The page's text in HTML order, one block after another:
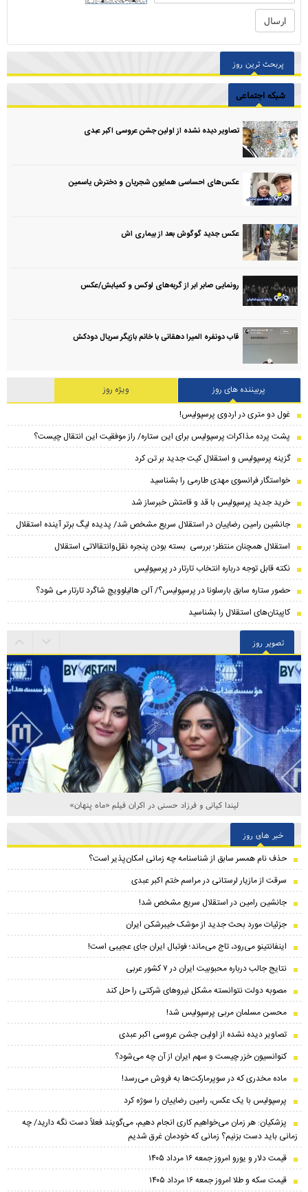
پربحث ترین روز
شبکه اجتماعی
تصاویر دیده نشده از اولین جشن عروسی اکبر عبدی
عکس‌های احساسی همایون شجریان و دخترش یاسمین
عکس جدید گوگوش بعد از بیماری اش
رونمایی صابر ابر از گربه‌های لوکس و کمیابش/عکس
قاب دونفره المیرا دهقانی با خانم بازیگر سریال دودکش
پربیننده های روز
ویژه روز
غول دو متری در اردوی پرسپولیس!
پشت پرده مذاکرات پرسپولیس برای این ستاره/ راز موفقیت این انتقال چیست؟
گزینه پرسپولیس و استقلال کیت جدید بر تن کرد
خواستگار فرانسوی مهدی طارمی را بشناسید
خرید جدید پرسپولیس با قد و قامتش خبرساز شد
جانشین رامین رضاییان در استقلال سریع مشخص شد/ پدیده لیگ برتر آینده استقلال
استقلال همچنان منتظر؛ بررسی بسته بودن پنجره نقل‌وانتقالاتی استقلال
نکته قابل توجه درباره انتخاب تارتار در پرسپولیس
حضور ستاره سابق بارسلونا در پرسپولیس؟/ آلن هالیلوویچ شاگرد تارتار می شود؟
کاپیتان‌های استقلال را بشناسید
تصویر روز
لیندا کیانی و فرزاد حسنی در اکران فیلم «ماه پنهان»
خبر های روز
حذف نام همسر سابق از شناسنامه چه زمانی امکان‌پذیر است؟
سرقت از مازیار لرستانی در مراسم ختم اکبر عبدی
جانشین رامین در استقلال سریع مشخص شد!
جزئیات مورد بحث جدید از موشک خیبرشکن ایران
اینفانتینو می‌رود، تاج می‌ماند؛ فوتبال ایران جای عجیبی است!
نتایج جالب درباره محبوبیت ایران در ۷ کشور عربی
مصوبه دولت نتوانسته مشکل نیروهای شرکتی را حل کند
محسن مسلمان مربی پرسپولیس شد!
تصاویر دیده نشده از اولین جشن عروسی اکبر عبدی
کنوانسیون خزر چیست و سهم ایران از آن چه می‌شود؟
ماده مخدری که در سوپرمارکت‌ها به فروش می‌رسد!
پرسپولیس با یک عکس، رامین رضاییان را سوژه کرد
پزشکیان: هر زمان می‌خواهیم کاری انجام دهیم، می‌گویند فعلاً دست نگه دارید/ چه
زمانی باید دست بزنیم؟ زمانی که خودمان غرق شدیم
قیمت دلار و یورو امروز جمعه ۱۶ مرداد ۱۴۰۵
قیمت سکه و طلا امروز جمعه ۱۶ مرداد ۱۴۰۵